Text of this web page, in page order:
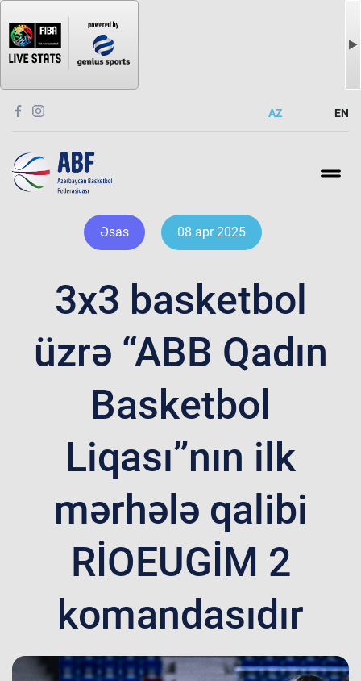
AZ EN
Əsas 08 apr 2025
3x3 basketbol
üzrə “ABB Qadın
Basketbol
Liqası”nın ilk
mərhələ qalibi
RİOEUGİM 2
komandasıdır